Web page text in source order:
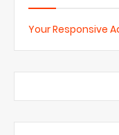
Your Responsive